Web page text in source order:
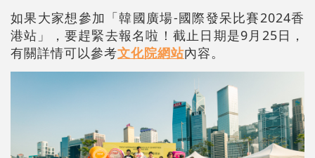
如果大家想參加「韓國廣場-國際發呆比賽2024香
港站」，要趕緊去報名啦！截止日期是9月25日，
有關詳情可以參考文化院網站內容。